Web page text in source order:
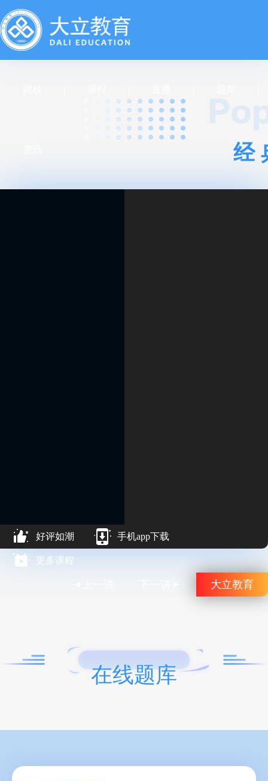
经
好评如潮 手机app下载
更多课程
大立教育
在线题库